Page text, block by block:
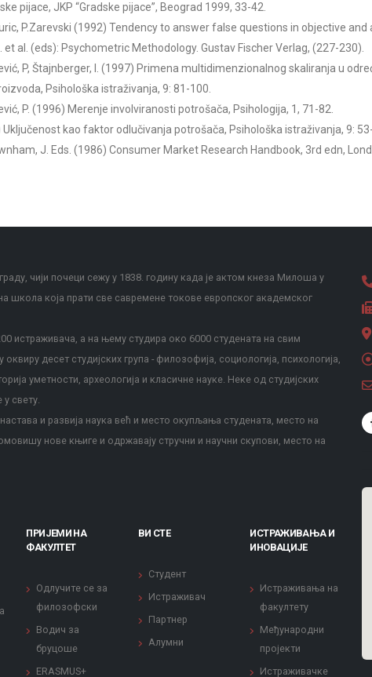
pijace, JKP “Gradske pijace”, Beograd 1999, 33-42.
P.Zarevski (1992) Tendency to answer false questions in objective
et al. (eds): Psychometric Methodology. Gustav Fischer Verlag, (227-230).
P, Štajnberger, I. (1997) Primena multidimenzionalnog skaliranja u
Psihološka istraživanja, 9: 81-100.
P. (1996) Merenje involviranosti potrošača, Psihologija, 1, 71-82.
Uključenost kao faktor odlučivanja potrošača, Psihološka istraživanja, 9:
J. Eds. (1986) Consumer Market Research Handbook, 3rd edn,
чији почеци сежу у 1838. годину када је актом кнеза Милоша у
школа која прати све савремене токове европског академског
истраживача, а на њему студира око 6000 студената на свим
десет студијских група - филозофија, социологија, психологија,
уметности, археологија и класичне науке. Неке од студијских
у свету.
и развија наука већ и место окупљања студената, место на
нове књиге и одржавају стручни и научни скупови, место на
ПРИЈЕМИ НА
ФАКУЛТЕТ
Одлучите се за
филозофски
Водич за
бруцоше
ERASMUS+
ВИ СТЕ
Студент
Истраживач
Партнер
Алумни
ИСТРАЖИВАЊА И
ИНОВАЦИЈЕ
Истраживања на
факултету
Међународни
пројекти
Истраживачке